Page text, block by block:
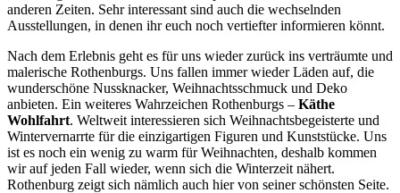
anderen Zeiten. Sehr interessant sind auch die wechselnden
Ausstellungen, in denen ihr euch noch vertiefter informieren könnt.
Nach dem Erlebnis geht es für uns wieder zurück ins verträumte und
malerische Rothenburgs. Uns fallen immer wieder Läden auf, die
wunderschöne Nussknacker, Weihnachtsschmuck und Deko
anbieten. Ein weiteres Wahrzeichen Rothenburgs – Käthe
Wohlfahrt. Weltweit interessieren sich Weihnachtsbegeisterte und
Wintervernarrte für die einzigartigen Figuren und Kunststücke. Uns
ist es noch ein wenig zu warm für Weihnachten, deshalb kommen
wir auf jeden Fall wieder, wenn sich die Winterzeit nähert.
Rothenburg zeigt sich nämlich auch hier von seiner schönsten Seite.